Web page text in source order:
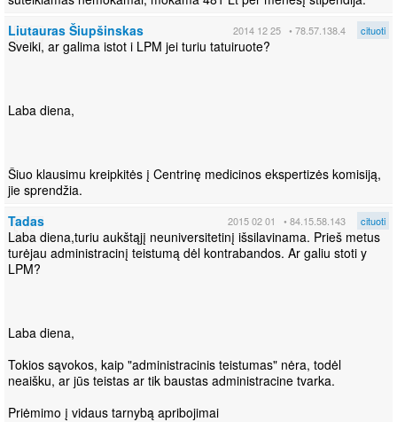
Liutauras Šiupšinskas
2014 12 25 • 78.57.138.4 cituoti
Sveiki, ar galima istot i LPM jei turiu tatuiruote?
Laba diena,
Šiuo klausimu kreipkitės į Centrinę medicinos ekspertizės komisiją,
jie sprendžia.
Tadas
2015 02 01 • 84.15.58.143 cituoti
Laba diena,turiu aukštąjį neuniversitetinį išsilavinama. Prieš metus
turėjau administracinį teistumą dėl kontrabandos. Ar galiu stoti y
LPM?
Laba diena,
Tokios sąvokos, kaip "administracinis teistumas" nėra, todėl
neaišku, ar jūs teistas ar tik baustas administracine tvarka.
Priėmimo į vidaus tarnybą apribojimai